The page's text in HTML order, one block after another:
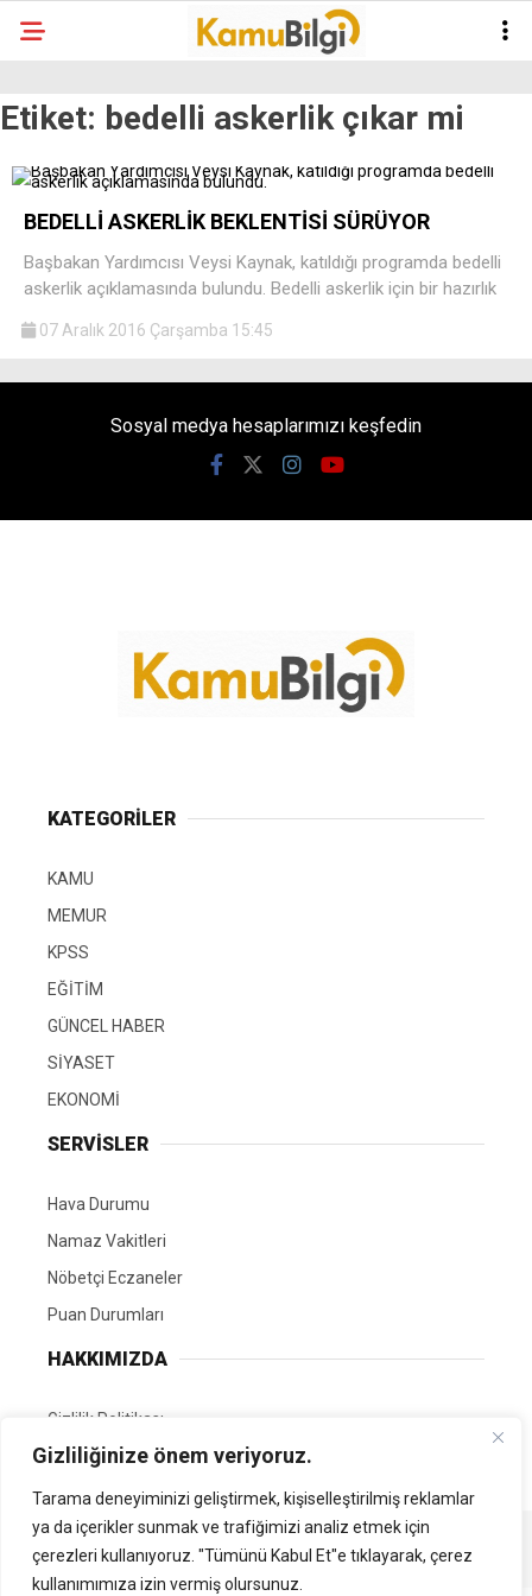
Gizliliğinize önem veriyoruz.
Tarama deneyiminizi geliştirmek, kişiselleştirilmiş reklamlar
ya da içerikler sunmak ve trafiğimizi analiz etmek için
çerezleri kullanıyoruz. "Tümünü Kabul Et"e tıklayarak, çerez
kullanımımıza izin vermiş olursunuz.
Etiket: bedelli askerlik çıkar mi
BEDELLİ ASKERLİK BEKLENTİSİ SÜRÜYOR
Başbakan Yardımcısı Veysi Kaynak, katıldığı programda bedelli
askerlik açıklamasında bulundu. Bedelli askerlik için bir hazırlık
07 Aralık 2016 Çarşamba 15:45
Sosyal medya hesaplarımızı keşfedin
KATEGORİLER
KAMU
MEMUR
KPSS
EĞİTİM
GÜNCEL HABER
SİYASET
EKONOMİ
SERVİSLER
Hava Durumu
Namaz Vakitleri
Nöbetçi Eczaneler
Puan Durumları
HAKKIMIZDA
Gizlilik Politikası
GÖNÜLLÜ EDİTÖRÜMÜZ OL
Tüm Hakları Saklıdır. | Kamubilgi.com | 2026